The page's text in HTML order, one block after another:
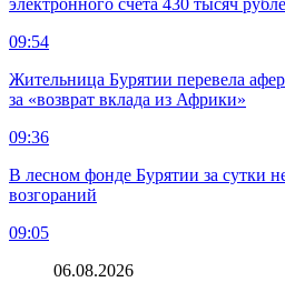
электронного счета 430 тысяч
09:54
Жительница Бурятии перевела
за «возврат вклада из Африки»
09:36
В лесном фонде Бурятии за сутки
возгораний
09:05
06.08.2026